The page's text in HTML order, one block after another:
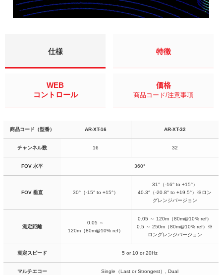
仕様 特徴
WEB
コントロール
価格
商品コード/注意事項
商品コード（型番） AR-XT-16 AR-XT-32
チャンネル数 16 32
FOV 水平 360°
FOV 垂直 30°（-15° to +15°）
31°（-16° to +15°）
40.3°（-20.8° to +19.5°）※ロン
グレンジバージョン
測定距離
0.05 ～
120m（80m@10% ref）
0.05 ～ 120m（80m@10% ref）
0.5 ～ 250m（80m@10% ref）※
ロングレンジバージョン
測定スピード 5 or 10 or 20Hz
マルチエコー Single（Last or Strongest）, Dual